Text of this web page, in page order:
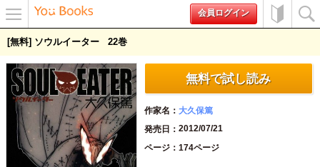
ー
会員ログイン
[無料] ソウルイーター 22
無料で試し読み
作家名
大久保篤
発売日
2012/07/21
ページ
174ページ